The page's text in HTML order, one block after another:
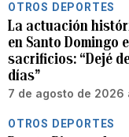
OTROS DEPORTES
La actuación
en Santo Domingo
sacrificios: “Dejé
días”
7 de agosto de 2026
OTROS DEPORTES